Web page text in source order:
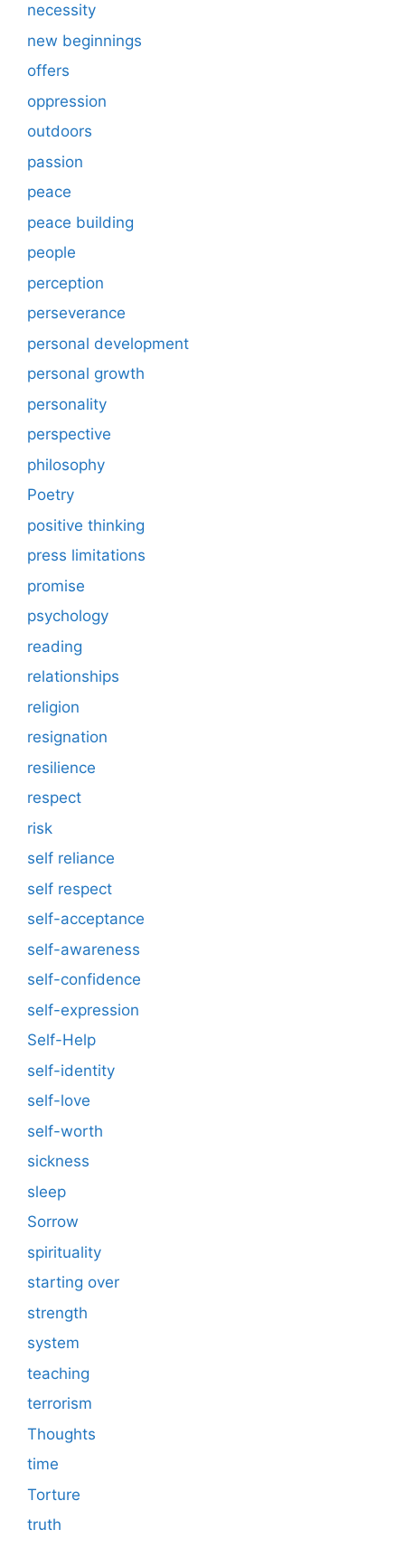
necessity
new beginnings
offers
oppression
outdoors
passion
peace
peace building
people
perception
perseverance
personal development
personal growth
personality
perspective
philosophy
Poetry
positive thinking
press limitations
promise
psychology
reading
relationships
religion
resignation
resilience
respect
risk
self reliance
self respect
self-acceptance
self-awareness
self-confidence
self-expression
Self-Help
self-identity
self-love
self-worth
sickness
sleep
Sorrow
spirituality
starting over
strength
system
teaching
terrorism
Thoughts
time
Torture
truth